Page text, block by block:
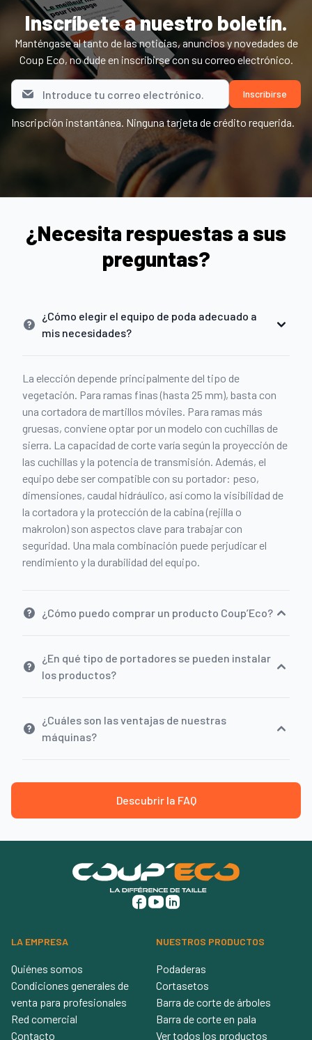
Inscríbete a nuestro boletín.
Manténgase al tanto de las noticias, anuncios y novedades de
Coup Eco, no dude en inscribirse con su correo electrónico.
Inscripción instantánea. Ninguna tarjeta de crédito requerida.
¿Necesita respuestas a sus
preguntas?
¿Cómo elegir el equipo de poda adecuado a
mis necesidades?
La elección depende principalmente del tipo de
vegetación. Para ramas finas (hasta 25 mm), basta con
una cortadora de martillos móviles. Para ramas más
gruesas, conviene optar por un modelo con cuchillas de
sierra. La capacidad de corte varía según la proyección de
las cuchillas y la potencia de transmisión. Además, el
equipo debe ser compatible con su portador: peso,
dimensiones, caudal hidráulico, así como la visibilidad de
la cortadora y la protección de la cabina (rejilla o
makrolon) son aspectos clave para trabajar con
seguridad. Una mala combinación puede perjudicar el
rendimiento y la durabilidad del equipo.
¿Cómo puedo comprar un producto Coup’Eco?
¿En qué tipo de portadores se pueden instalar
los productos?
¿Cuáles son las ventajas de nuestras
máquinas?
Descubrir la FAQ
LA EMPRESA
Quiénes somos
Condiciones generales de
venta para profesionales
Red comercial
Contacto
NUESTROS PRODUCTOS
Podaderas
Cortasetos
Barra de corte de árboles
Barra de corte en pala
Ver todos los productos